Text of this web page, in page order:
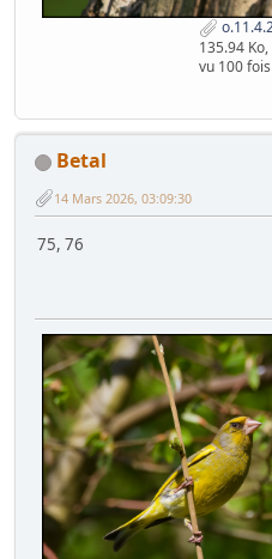
135.94
vu 100 fois
Betal
14 Mars 2026, 03:09:30
75, 76